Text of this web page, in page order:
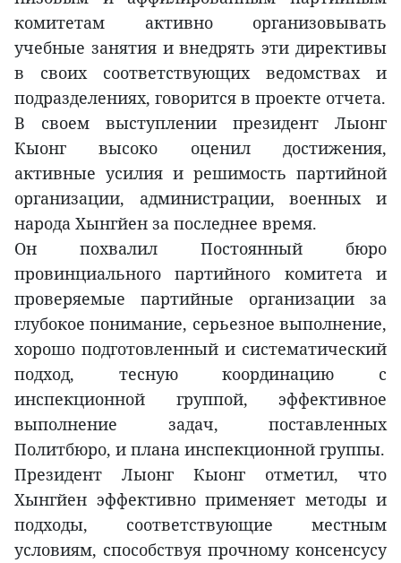
комитетам активно организовывать
учебные занятия и внедрять эти директивы
в своих соответствующих ведомствах и
подразделениях, говорится в проекте отчета.
В своем выступлении президент Лыонг
Кыонг высоко оценил достижения,
активные усилия и решимость партийной
организации, администрации, военных и
народа Хынгйен за последнее время.
Он похвалил Постоянный бюро
провинциального партийного комитета и
проверяемые партийные организации за
глубокое понимание, серьезное выполнение,
хорошо подготовленный и систематический
подход, тесную координацию с
инспекционной группой, эффективное
выполнение задач, поставленных
Политбюро, и плана инспекционной группы.
Президент Лыонг Кыонг отметил, что
Хынгйен эффективно применяет методы и
подходы, соответствующие местным
условиям, способствуя прочному консенсусу